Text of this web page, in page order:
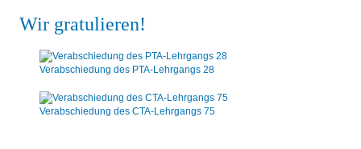
Wir gratulieren!
Verabschiedung des PTA-Lehrgangs 28
Verabschiedung des CTA-Lehrgangs 75